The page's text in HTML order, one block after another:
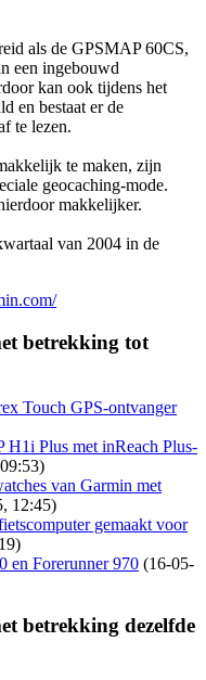
als de GPSMAP 60CS,
een ingebouwd
kan ook tijdens het
en bestaat er de
te lezen.
te maken, zijn
geocaching-mode.
makkelijker.
van 2004 in de
betrekking tot
Touch GPS-ontvanger
H1i Plus met inReach Plus-
van Garmin met
12:45)
gemaakt voor
en Forerunner 970 (16-05-
betrekking dezelfde